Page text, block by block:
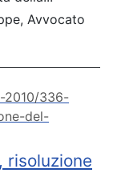
Avvocato
2010/336-
del-